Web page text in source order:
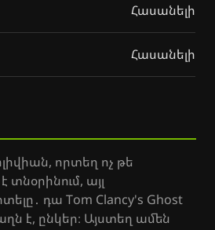
որտեղ ոչ թե
տնօրինում, այլ
դա Tom Clancy's Ghost
է, ընկեր։ Այստեղ ամեն
Հասանելի
Հասանելի